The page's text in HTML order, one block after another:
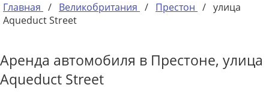
Главная / Великобритания / Престон / улица
Aqueduct Street
Аренда автомобиля в Престоне, улица
Aqueduct Street